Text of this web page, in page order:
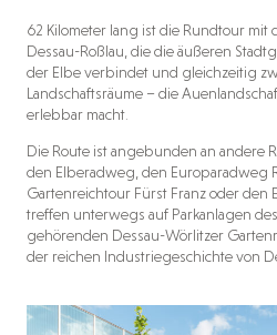
62 Kilometer lang ist die Rundtour mit
Dessau-Roßlau, die die äußeren
der Elbe verbindet und gleichzeitig
Landschaftsräume – die
erlebbar macht.
Die Route ist angebunden an andere
den Elberadweg, den Europaradweg
Gartenreichtour Fürst Franz oder den
treffen unterwegs auf Parkanlagen
gehörenden Dessau-Wörlitzer
der reichen Industriegeschichte von